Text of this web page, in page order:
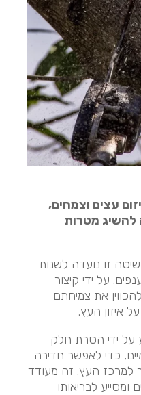
עצים וצמחים,
להשיג מטרות
שיטה זו נועדה לשנות
על ידי קיצור
את צמיחתם
איזון העץ.
על ידי הסרת חלק
כדי לאפשר חדירה
למרכז העץ. זה מעודד
לבריאותו